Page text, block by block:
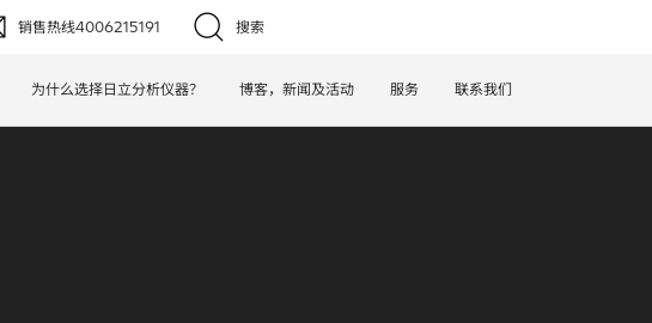
销售热线4006215191 搜索
为什么选择日立分析仪器？ 博客，新闻及活动 服务 联系我们